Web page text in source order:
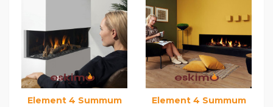
Element 4 Summum
Element 4 Summum